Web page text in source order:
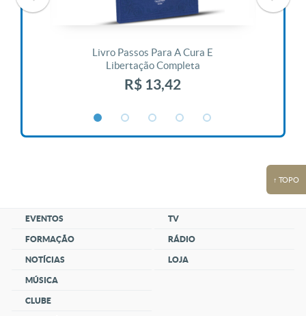
Livro Passos Para A Cura E
Libertação Completa
R$ 13,42
↑ TOPO
EVENTOS
FORMAÇÃO
NOTÍCIAS
MÚSICA
CLUBE
TV
RÁDIO
LOJA